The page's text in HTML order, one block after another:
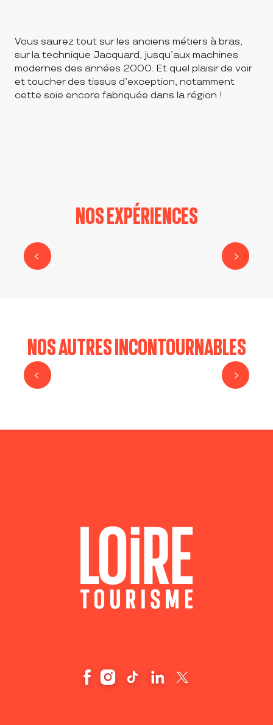
Vous saurez tout sur les anciens métiers à bras,
sur la technique Jacquard, jusqu’aux machines
modernes des années 2000. Et quel plaisir de voir
et toucher des tissus d’exception, notamment
cette soie encore fabriquée dans la région !
NOS EXPÉRIENCES
À LA RECHERCHE DU TRÉSOR DE DONZY
NOS AUTRES INCONTOURNABLES